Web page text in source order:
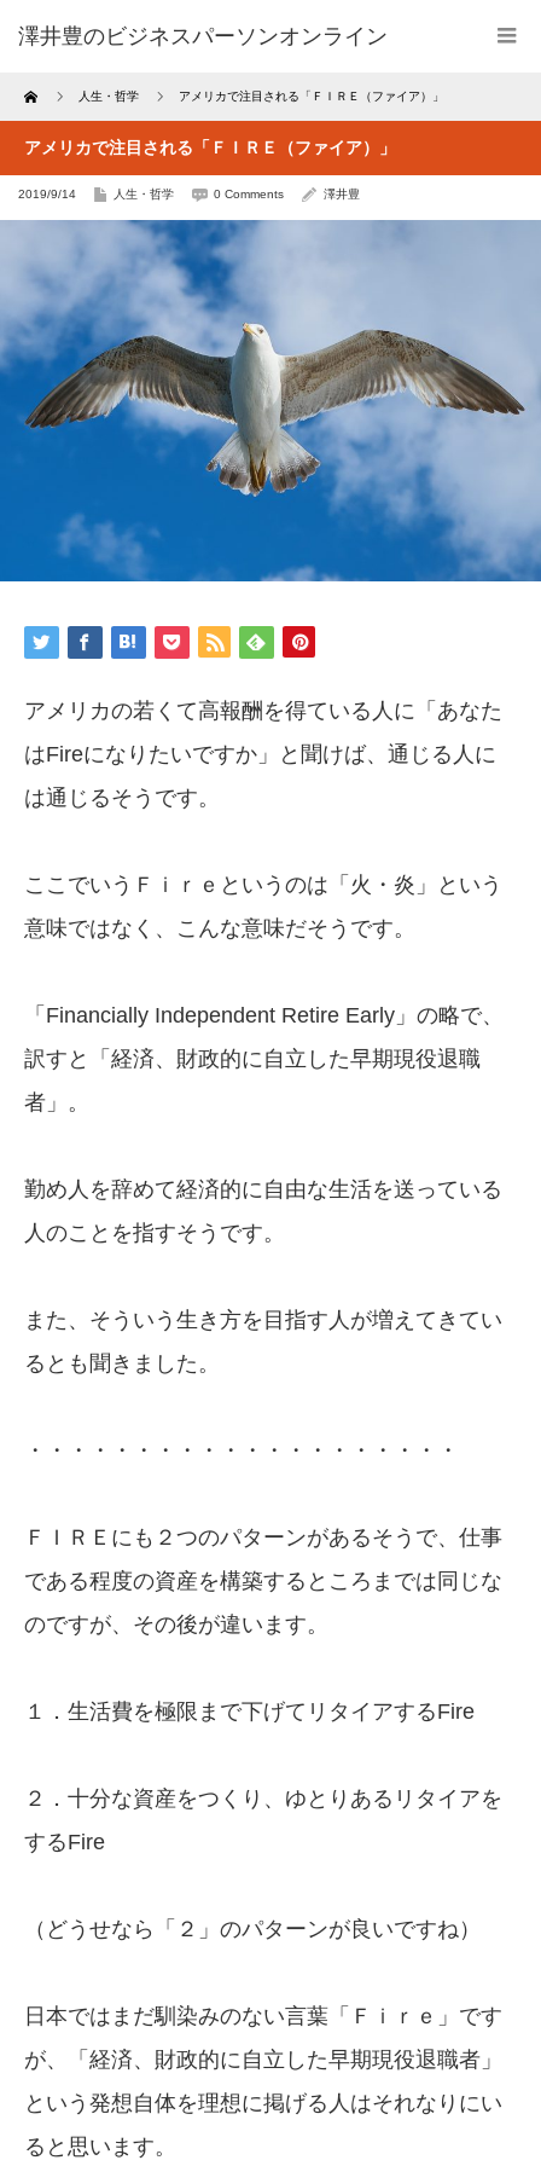
澤井豊のビジネスパーソンオンライン
Home 人生・哲学 アメリカで注目される「ＦＩＲＥ（ファイア）」
アメリカで注目される「ＦＩＲＥ（ファイア）」
2019/9/14 人生・哲学 0 Comments 澤井豊
アメリカの若くて高報酬を得ている人に「あなた
はFireになりたいですか」と聞けば、通じる人に
は通じるそうです。
ここでいうＦｉｒｅというのは「火・炎」という
意味ではなく、こんな意味だそうです。
「Financially Independent Retire Early」の略で、
訳すと「経済、財政的に自立した早期現役退職
者」。
勤め人を辞めて経済的に自由な生活を送っている
人のことを指すそうです。
また、そういう生き方を目指す人が増えてきてい
るとも聞きました。
・・・・・・・・・・・・・・・・・・・・
ＦＩＲＥにも２つのパターンがあるそうで、仕事
である程度の資産を構築するところまでは同じな
のですが、その後が違います。
１．生活費を極限まで下げてリタイアするFire
２．十分な資産をつくり、ゆとりあるリタイアを
するFire
（どうせなら「２」のパターンが良いですね）
日本ではまだ馴染みのない言葉「Ｆｉｒｅ」です
が、「経済、財政的に自立した早期現役退職者」
という発想自体を理想に掲げる人はそれなりにい
ると思います。